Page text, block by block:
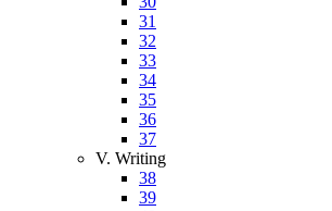
31
32
33
34
35
36
37
V. Writing
38
39